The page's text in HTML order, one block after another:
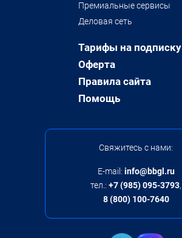
Премиальные сервисы
Деловая сеть
Тарифы на подписку
Оферта
Правила сайта
Помощь
Свяжитесь с нами:
E-mail: info@bbgl.ru
тел.: +7 (985) 095-3793,
8 (800) 100-7640